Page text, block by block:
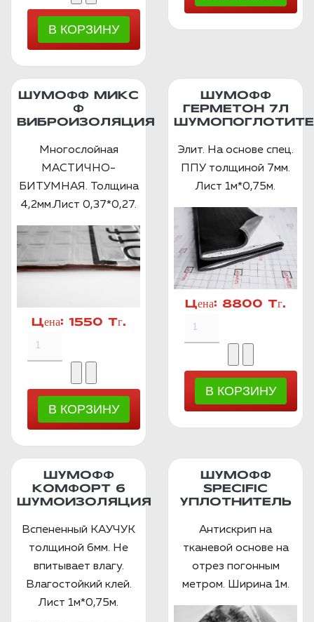
ШУМОФФ МИКС
Ф
ВИБРОИЗОЛЯЦИЯ
Многослойная
МАСТИЧНО-
БИТУМНАЯ. Толщина
4,2мм.Лист 0,37*0,27.
Цена: 1550 Тг.
ШУМОФФ
ГЕРМЕТОН 7Л
Элит. На основе спец.
ППУ толщиной 7мм.
Лист 1м*0,75м.
Цена: 8800 Тг.
ШУМОФФ
КОМФОРТ 6
ШУМОИЗОЛЯЦИЯ
Вспененный КАУЧУК
толщиной 6мм. Не
впитывает влагу.
Влагостойкий клей.
Лист 1м*0,75м.
ШУМОФФ
SPECIFIC
УПЛОТНИТЕЛЬ
Антискрип на
тканевой основе на
отрез погонным
метром. Ширина 1м.